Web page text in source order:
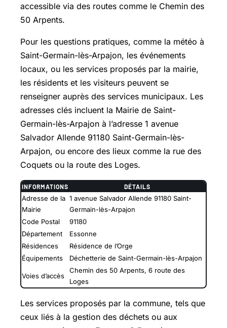
accessible via des routes comme le Chemin des
50 Arpents.
Pour les questions pratiques, comme la météo à
Saint-Germain-lès-Arpajon, les événements
locaux, ou les services proposés par la mairie,
les résidents et les visiteurs peuvent se
renseigner auprès des services municipaux. Les
adresses clés incluent la Mairie de Saint-
Germain-lès-Arpajon à l’adresse 1 avenue
Salvador Allende 91180 Saint-Germain-lès-
Arpajon, ou encore des lieux comme la rue des
Coquets ou la route des Loges.
INFORMATIONS DÉTAILS
Adresse de la
Mairie
1 avenue Salvador Allende 91180 Saint-
Germain-lès-Arpajon
Code Postal
91180
Département
Essonne
Résidences
Résidence de l’Orge
Équipements
Déchetterie de Saint-Germain-lès-Arpajon
Voies d’accès
Chemin des 50 Arpents, 6 route des
Loges
Les services proposés par la commune, tels que
ceux liés à la gestion des déchets ou aux